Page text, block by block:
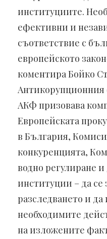
институциите.
ефективни и
съответствие с
европейското
коментира Бойко
АКФ призовава
Европейската
в България,
конкуренцията,
водно регулиране
институции – да се
разследването и
необходимите
на изложените